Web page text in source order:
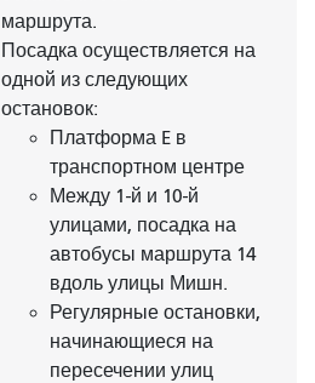
маршрута.
Посадка осуществляется на
одной из следующих
остановок:
Платформа E в
транспортном центре
Между 1-й и 10-й
улицами, посадка на
автобусы маршрута 14
вдоль улицы Мишн.
Регулярные остановки,
начинающиеся на
пересечении улиц